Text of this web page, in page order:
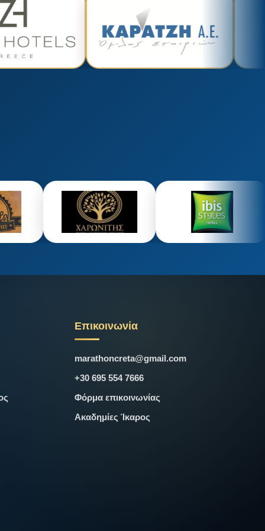
Επικοινωνία
marathoncreta@gmail.com
+30 695 554 7666
Φόρμα επικοινωνίας
Ακαδημίες Ίκαρος